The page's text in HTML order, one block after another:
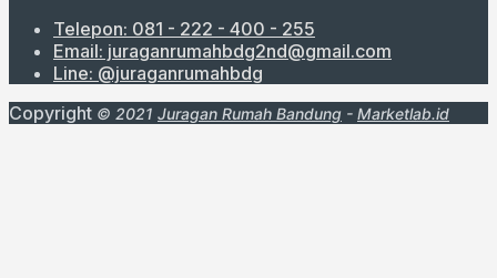
Telepon: 081 - 222 - 400 - 255
Email: juraganrumahbdg2nd@gmail.com
Line: @juraganrumahbdg
Copyright © 2021 Juragan Rumah Bandung - Marketlab.id